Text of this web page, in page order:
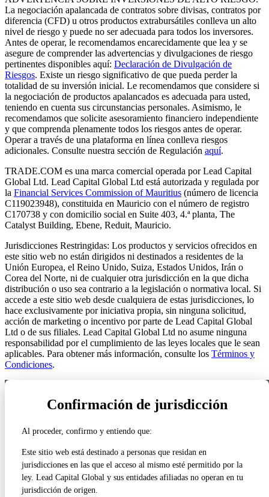
La negociación apalancada de contratos sobre divisas, contratos por
diferencia (CFD) u otros productos extrabursátiles conlleva un alto
nivel de riesgo y puede no ser adecuada para todos los inversores.
Antes de operar, le recomendamos encarecidamente que lea y se
asegure de comprender las advertencias y divulgaciones de riesgo
pertinentes disponibles aquí: Declaración de Divulgación de
Riesgos. Existe un riesgo significativo de que pueda perder la
totalidad de su inversión inicial. Le recomendamos que considere si
la negociación de productos apalancados es adecuada para usted,
teniendo en cuenta sus circunstancias personales. Asimismo, le
recomendamos que solicite asesoramiento financiero independiente
y que comprenda plenamente todos los riesgos antes de operar.
Operar a través de una plataforma en línea conlleva riesgos
adicionales. Consulte nuestra sección de Regulación aquí.
TRADE.COM es una marca comercial operada por Lead Capital
Global Ltd. Lead Capital Global Ltd está autorizada y regulada por
la Financial Services Commission of Mauritius (número de licencia
C119023948), constituida en Mauricio con el número de registro
C170738 y con domicilio social en Suite 403, 4.ª planta, The
Catalyst Building, Ebene, Reduit, Mauricio.
Jurisdicciones Restringidas: Los productos y servicios ofrecidos en
este sitio web no están dirigidos ni destinados a residentes de la
Unión Europea, el Reino Unido, Suiza, Estados Unidos, Irán o
Corea del Norte, ni de cualquier otra jurisdicción en la que dicha
distribución o uso sea contrario a la legislación o normativa local. Si
accede a este sitio web desde cualquiera de estas jurisdicciones, lo
hace exclusivamente por iniciativa propia, sin ninguna solicitud,
acción de marketing o incentivo por parte de Lead Capital Global
Ltd o de sus filiales. Lead Capital Global Ltd no asume ninguna
responsabilidad por el cumplimiento de las leyes locales que le sean
aplicables. Para obtener más información, consulte los Términos y
Condiciones.
Confirmación de jurisdicción
Al proceder, confirmo y entiendo que:
Este sitio web está destinado a personas que residan en
jurisdicciones en las que el acceso al mismo esté permitido por la
ley. Lead Capital Global y sus entidades afiliadas no operan en tu
jurisdicción de origen.
NUESTRAS LICENCIAS REGULATORIAS
VER TODOS LOS DETALLES DE LA REGULACIÓN ›
Estados Unidos
CRD# 316822
Reino Unido
Regulado por la FCA